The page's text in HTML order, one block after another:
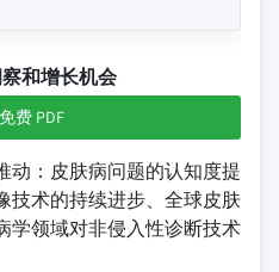
和增长机会
费 PDF
动：皮肤病问题的认知度提
技术的持续进步、全球皮肤
学领域对非侵入性诊断技术